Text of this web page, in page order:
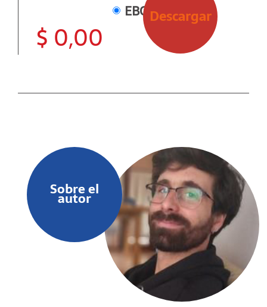
EBOOK
$ 0,00
Descargar
Sobre el
autor